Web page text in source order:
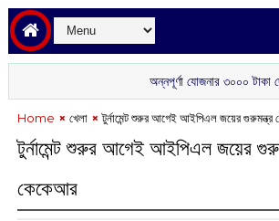
অন্নপূর্ণা যোজনার ৩০০০ টাকা দেওয়া নিয়ে
Home খেলা টুর্নামেন্ট শুরুর আগেই আইপিএল জয়ের
টুর্নামেন্ট শুরুর আগেই আইপিএল জয়ের
কেকেআর